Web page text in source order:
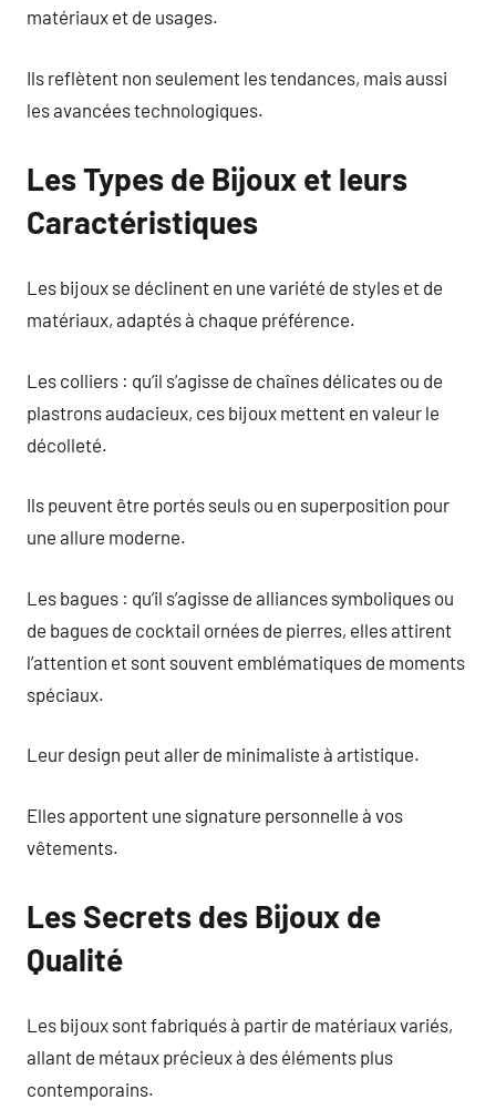
matériaux et de usages.
Ils reflètent non seulement les tendances, mais aussi
les avancées technologiques.
Les Types de Bijoux et leurs
Caractéristiques
Les bijoux se déclinent en une variété de styles et de
matériaux, adaptés à chaque préférence.
Les colliers : qu’il s’agisse de chaînes délicates ou de
plastrons audacieux, ces bijoux mettent en valeur le
décolleté.
Ils peuvent être portés seuls ou en superposition pour
une allure moderne.
Les bagues : qu’il s’agisse de alliances symboliques ou
de bagues de cocktail ornées de pierres, elles attirent
l’attention et sont souvent emblématiques de moments
spéciaux.
Leur design peut aller de minimaliste à artistique.
Elles apportent une signature personnelle à vos
vêtements.
Les Secrets des Bijoux de
Qualité
Les bijoux sont fabriqués à partir de matériaux variés,
allant de métaux précieux à des éléments plus
contemporains.